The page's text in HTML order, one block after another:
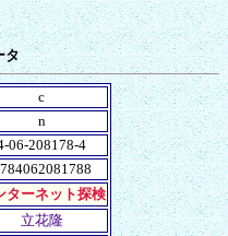
タ
c
n
06-208178-4
ターネット探検
立花隆